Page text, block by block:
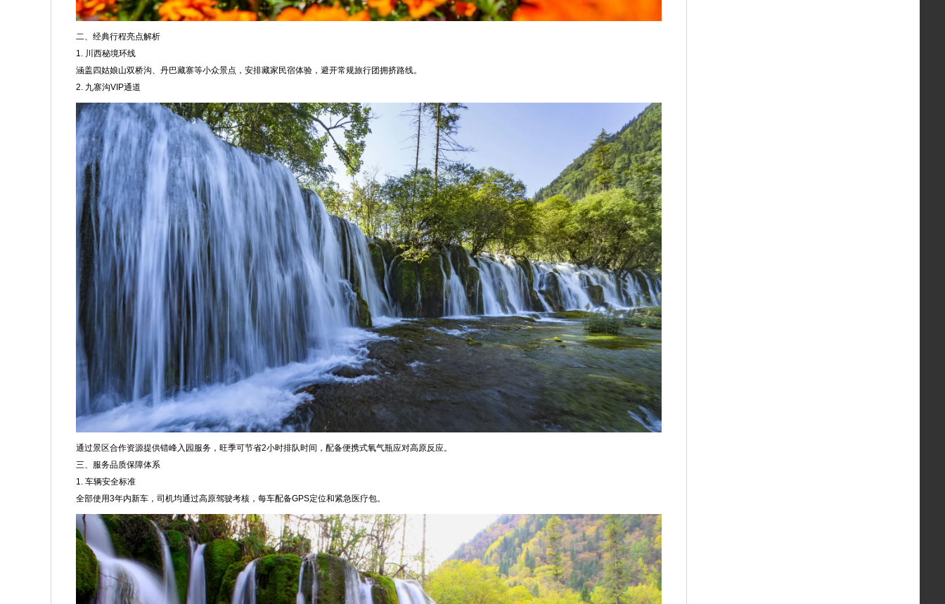
二、经典行程亮点解析
1. 川西秘境环线
涵盖四姑娘山双桥沟、丹巴藏寨等小众景点，安排藏家民宿体验，避开常规旅行团拥挤路线。
2. 九寨沟VIP通道
通过景区合作资源提供错峰入园服务，旺季可节省2小时排队时间，配备便携式氧气瓶应对高原反应。
三、服务品质保障体系
1. 车辆安全标准
全部使用3年内新车，司机均通过高原驾驶考核，每车配备GPS定位和紧急医疗包。